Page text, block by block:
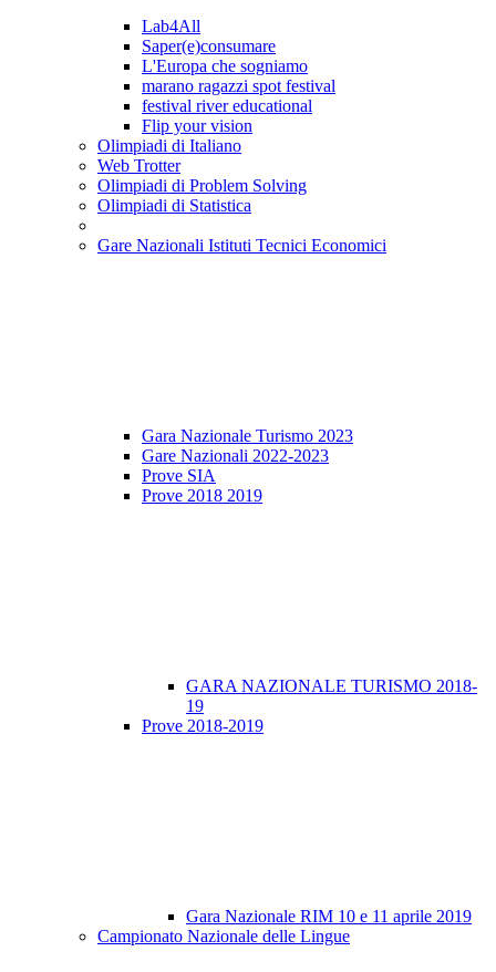
Lab4All
Saper(e)consumare
L'Europa che sogniamo
marano ragazzi spot festival
festival river educational
Flip your vision
Olimpiadi di Italiano
Web Trotter
Olimpiadi di Problem Solving
Olimpiadi di Statistica
Gare Nazionali Istituti Tecnici Economici
Gara Nazionale Turismo 2023
Gare Nazionali 2022-2023
Prove SIA
Prove 2018 2019
GARA NAZIONALE TURISMO 2018-
19
Prove 2018-2019
Gara Nazionale RIM 10 e 11 aprile 2019
Campionato Nazionale delle Lingue